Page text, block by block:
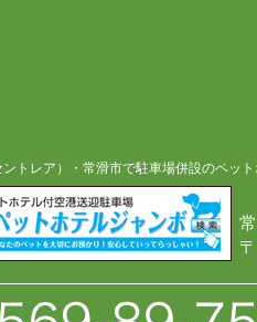
トレア）・常滑市で駐車場併設のペッ